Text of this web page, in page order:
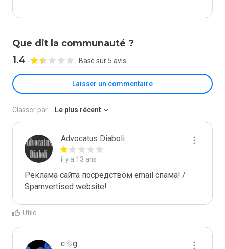
Que dit la communauté ?
1.4 Basé sur 5 avis
Laisser un commentaire
Classer par : Le plus récent
Advocatus Diaboli
il y a 13 ans
Реклама сайта посредством email спама! /
Spamvertised website!
Utile
c۞g